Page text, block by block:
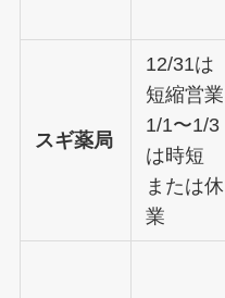
スギ薬局
12/31は
短縮営業
1/1〜1/3
は時短
または休
業